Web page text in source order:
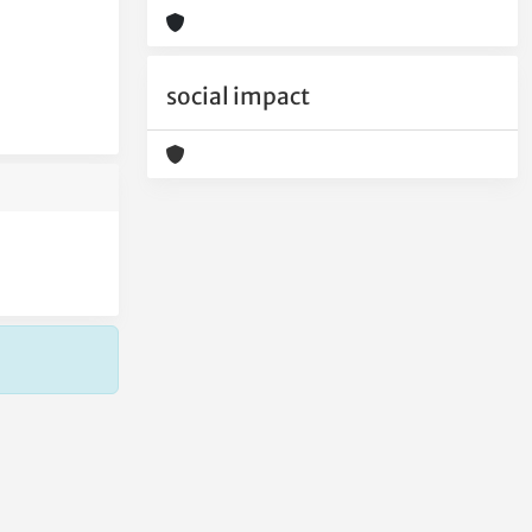
social impact